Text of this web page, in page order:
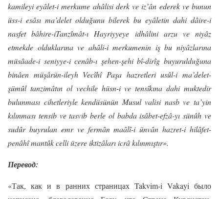
kamileyi eyâlet-i merkume ahâlisi derk ve iz’ân ederek ve bunun
üss-i esâsı ma’delet olduğunu bilerek bu eyâletin dahi dâire-i
nasfet bâhire-iTanzîmât-ı Hayriyyeye idhâlini arzu ve niyâz
etmekde olduklarına ve ahâli-i merkumenin iş bu niyâzlarına
müsâade-i seniyye-i cenâb-ı şehen-şehi bî-dirîg buyurulduğuna
binâen müşârün-ileyh Vecîhî Paşa hazretleri usûl-i ma’delet-
şümûl tanzimâtın ol vechile hüsn-i ve tensîkına dahi muktedir
bulunması cihetleriyle kendüsünün Musul valisi nasb ve ta’yin
kılınması tensib ve tasvib berle ol babda isâbet-efzâ-yı sünûh ve
sudûr buyrulan emr ve fermân maâlî-i ünvân hazret-i hilâfet-
penâhî mantûk celli üzere iktizâları icrâ kılınmıştır».
Перевод:
«Так, как и в ранних страницах Takvim-i Vakayi было